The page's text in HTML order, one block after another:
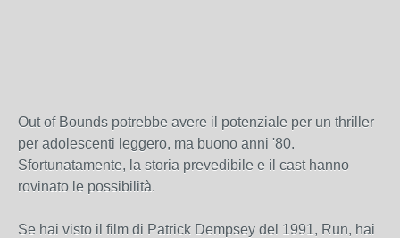
Out of Bounds potrebbe avere il potenziale per un thriller
per adolescenti leggero, ma buono anni '80.
Sfortunatamente, la storia prevedibile e il cast hanno
rovinato le possibilità.
Se hai visto il film di Patrick Dempsey del 1991, Run, hai